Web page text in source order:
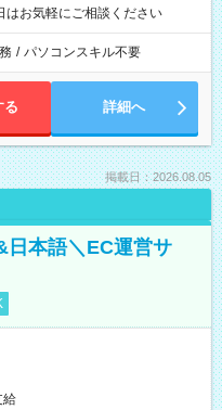
お気軽にご相談ください
/ パソコンスキル不要
る 詳細へ
掲載日：2026.08.05
日本語＼EC運営サ
給